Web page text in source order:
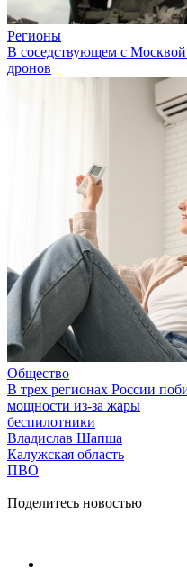
Регионы
В соседствующем с
дронов
Общество
В трех регионах России
мощности из-за жары
беспилотники
Владислав Шапша
Калужская область
ПВО
Поделитесь новостью